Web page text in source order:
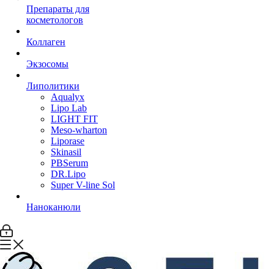
Препараты для
косметологов
Коллаген
Экзосомы
Липолитики
Aqualyx
Lipo Lab
LIGHT FIT
Meso-wharton
Liporase
Skinasil
PBSerum
DR.Lipo
Super V-line Sol
Наноканюли